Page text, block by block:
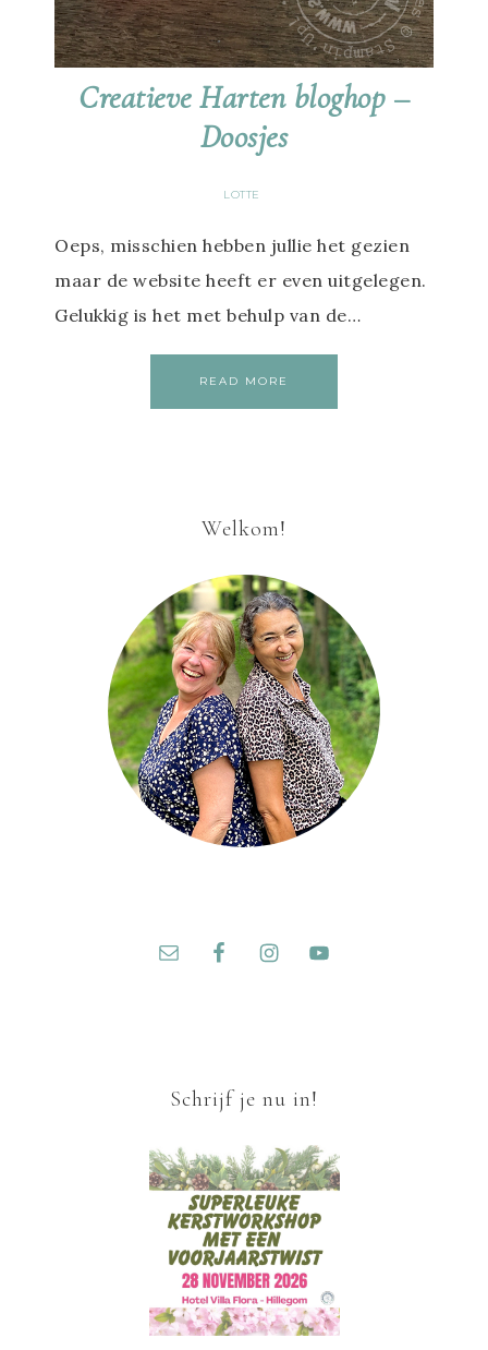
Creatieve Harten bloghop –
Doosjes
LOTTE
Oeps, misschien hebben jullie het gezien
maar de website heeft er even uitgelegen.
Gelukkig is het met behulp van de…
READ MORE
Welkom!
Schrijf je nu in!